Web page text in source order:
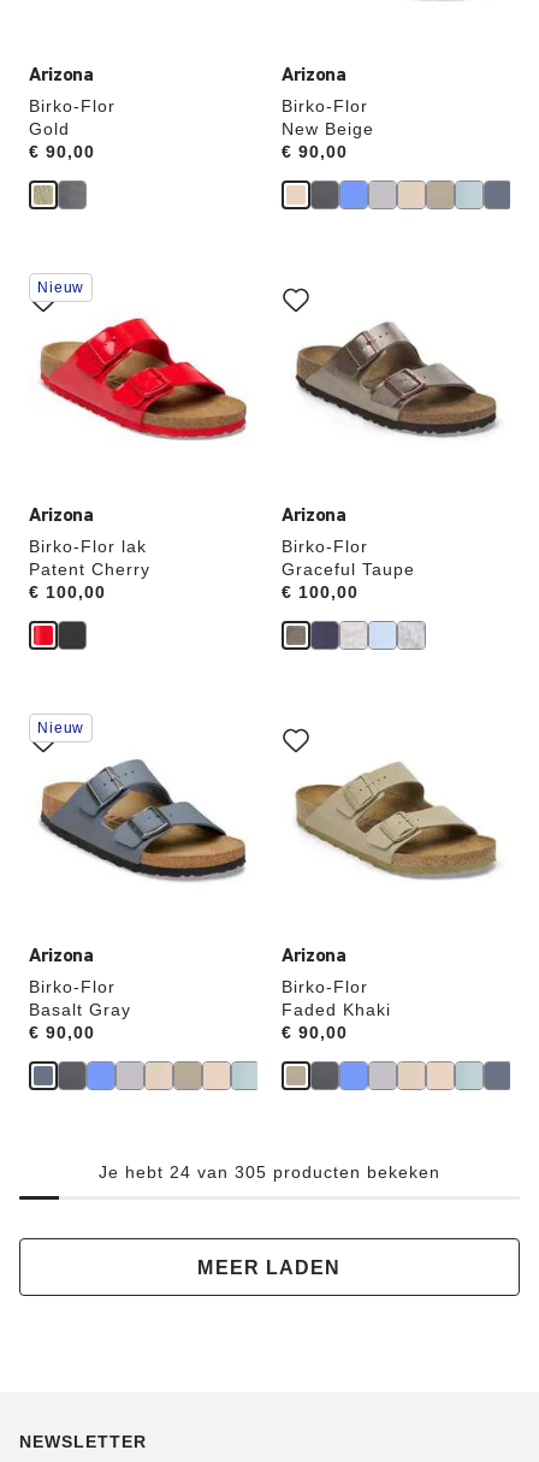
Arizona
Birko-Flor
Gold
Price:
€ 90,00
Arizona
Birko-Flor
New Beige
Price:
€ 90,00
productafbeelding
Arizona
Birko-Flor lak
Patent Cherry
Price:
€ 100,00
Als
je
een
andere
kleur
selecteert,
wordt
productafbeelding
Nieuw
Arizona
Birko-Flor
Graceful Taupe
Price:
€ 100,00
je
een
kleur
selecteert,
wordt
Arizona
Birko-Flor
Basalt Gray
Price:
€ 90,00
Als
je
een
andere
kleur
selecteert,
wordt
productafbeelding
Nieuw
Arizona
Birko-Flor
Faded Khaki
Price:
€ 90,00
je
een
kleur
selecteert,
wordt
Je hebt 24 van 305 producten bekeken
MEER LADEN
NEWSLETTER